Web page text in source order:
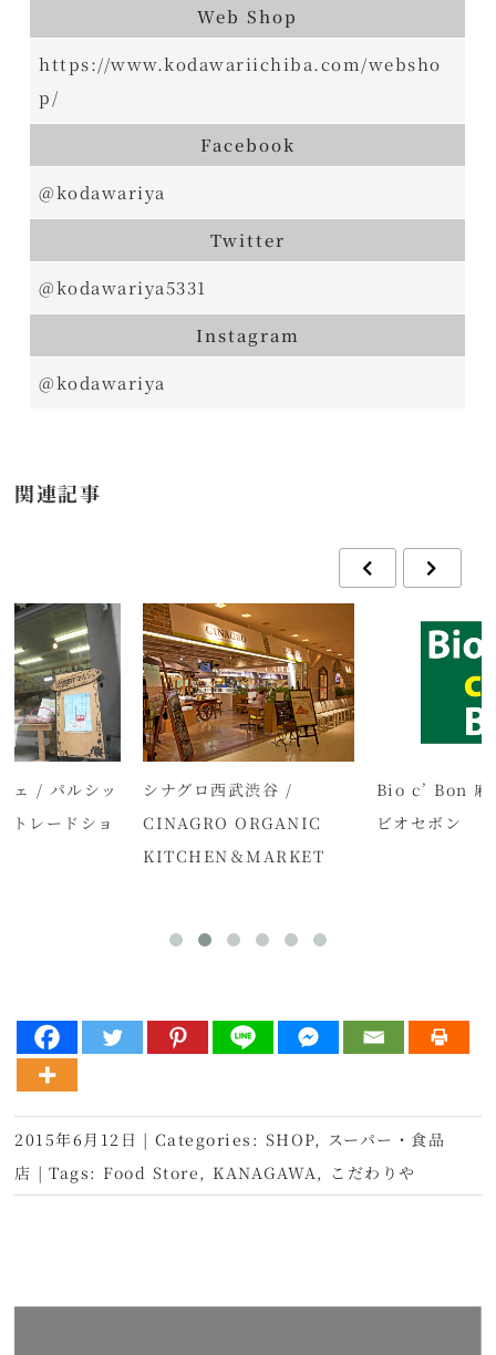
Web Shop
https://www.kodawariichiba.com/websho
p/
Facebook
@kodawariya
Twitter
@kodawariya5331
Instagram
@kodawariya
関連記事
ェ / パルシッ
トレードショ
シナグロ西武渋谷 /
CINAGRO ORGANIC
KITCHEN＆MARKET
Bio c’ Bon 麻
ビオセボン
2015年6月12日 | Categories: SHOP, スーパー・食品
店 | Tags: Food Store , KANAGAWA , こだわりや